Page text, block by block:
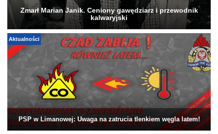
Zmarł Marian Janik. Ceniony gawędziarz i przewodnik
kalwaryjski
Aktualności
PSP w Limanowej: Uwaga na zatrucia tlenkiem węgla latem!